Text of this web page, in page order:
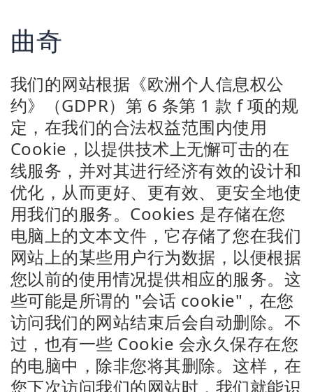
曲奇
我们的网站根据《欧洲个人信息权公
约》（GDPR）第 6 条第 1 款 f 项的规
定，在我们的合法权益范围内使用
Cookie，以提供技术上无懈可击的在
线服务，并对其进行经济有效的设计和
优化，从而更好、更有效、更安全地使
用我们的服务。Cookies 是存储在您
电脑上的文本文件，它存储了您在我们
网站上的某些用户行为数据，以便根据
您以前的使用情况提供相应的服务。这
些可能是所谓的 "会话 cookie"，在您
访问我们的网站结束后会自动删除。不
过，也有一些 Cookie 会永久保存在您
的电脑中，除非您将其删除。这样，在
您下次访问我们的网站时，我们就能识